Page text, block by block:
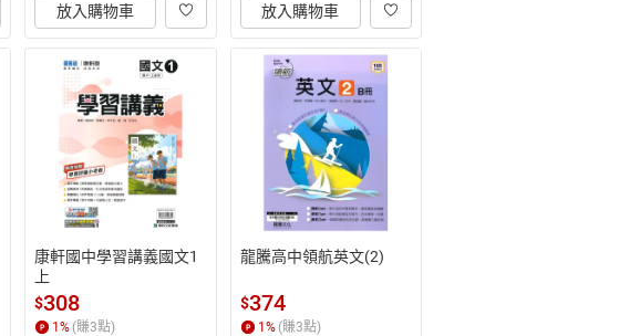
放入購物車 放入購物車
康軒國中學習講義國文1
上
$308
1% (賺3點)
龍騰高中領航英文(2)
$374
1% (賺3點)